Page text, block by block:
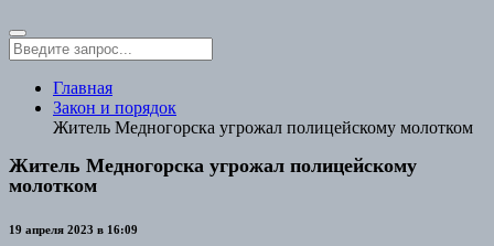
Главная
Закон и порядок
Житель Медногорска угрожал полицейскому молотком
Житель Медногорска угрожал полицейскому
молотком
19 апреля 2023 в 16:09